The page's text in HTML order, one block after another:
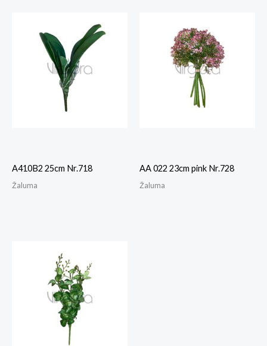
A410B2 25cm Nr.718
Žaluma
AA 022 23cm pink Nr.728
Žaluma